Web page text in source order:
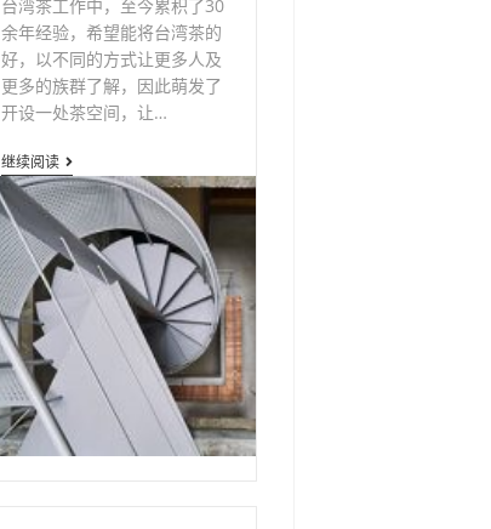
台湾茶工作中，至今累积了30
余年经验，希望能将台湾茶的
好，以不同的方式让更多人及
更多的族群了解，因此萌发了
开设一处茶空间，让…
继续阅读 穿
孔
铝
板
_
孔
防